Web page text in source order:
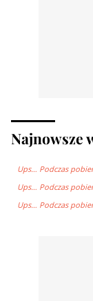
Najnowsze
Ups… Podczas
Ups… Podczas
Ups… Podczas